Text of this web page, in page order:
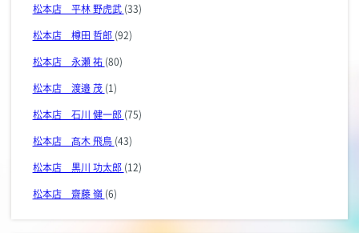
松本店 平林 野虎武 (33)
松本店 樽田 哲郎 (92)
松本店 永瀬 祐 (80)
松本店 渡邉 茂 (1)
松本店 石川 健一郎 (75)
松本店 髙木 飛鳥 (43)
松本店 黒川 功太郎 (12)
松本店 齋藤 嶺 (6)